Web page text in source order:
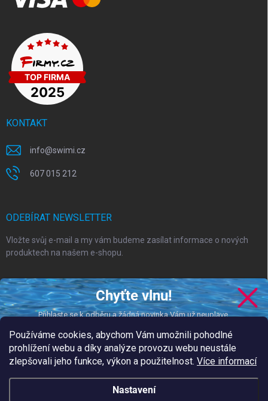
Používáme cookies, abychom Vám umožnili pohodlné
prohlížení webu a díky analýze provozu webu neustále
zlepšovali jeho funkce, výkon a použitelnost. Více informací
Nastavení
KONTAKT
info@swimi.cz
607 015 212
ODEBÍRAT NEWSLETTER
Vložte svůj e-mail a my vám budeme zasílat informace o nových
produktech na našem e-shopu.
E-MAIL
Vložením e-mailu souhlasíte spodmínkami ochrany osobních údajů
Přihlásit se
Chyťte vlnu!
Přihlaste se k odběru a žádná novinka Vám už neuplave.
CHCI DOSTÁVAT NOVINKY
Vložením e-mailu souhlasíte s našimi